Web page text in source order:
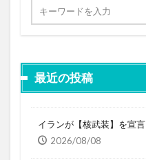
最近の投稿
イランが【核武装】を宣言
2026/08/08